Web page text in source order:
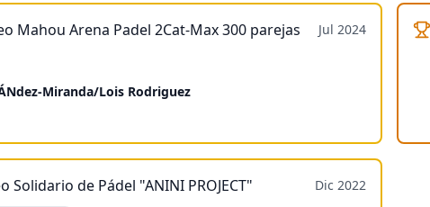
Mahou Arena Padel 2Cat-Max 300 parejas Jul 2024
Miranda/Lois Rodriguez
Solidario de Pádel "ANINI PROJECT" Dic 2022